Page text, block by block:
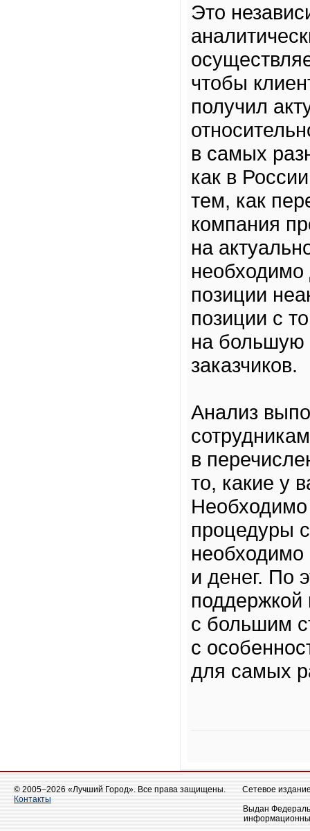
Это
чтобы
получил
в самых
как в
тем, как
компания
на
необходимо
позиции
позиции с
на большую
заказчиков.
Анализ
в
то, какие у
Необходимо
процедуры
необходимо
и денег. По
поддержкой
с большим
с
для самых
© 2005–2026 «Лучший Город». Все права защищены.
Контакты
Сетевое
Выдан